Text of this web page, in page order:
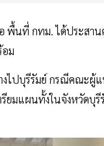
พื้นที่ กทม. ได้ประสา
ม
งไปบุรีรัมย์ กรณีคณะผู้
มแผนทั้งในจังหวัดบุรี